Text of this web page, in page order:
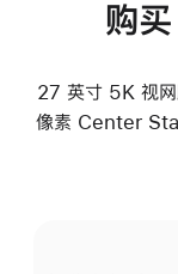
购
27 英寸 5K 视网
像素 Center